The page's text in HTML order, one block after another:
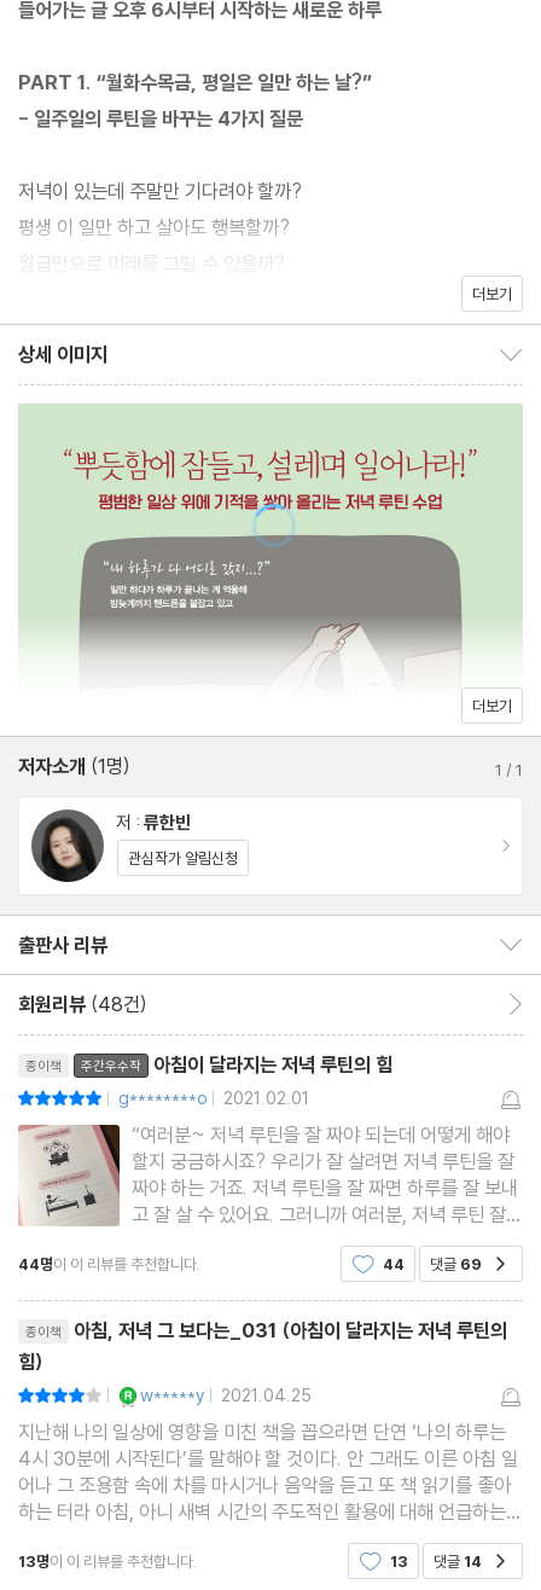
설레는 하루를 만드는 똑똑한 저녁 사용법
저녁 시간이 달라지고 있다. 주 52시간 근무제 시행으로 야근이 줄
어들고, 코로나 19의 여파로 저녁 회식과 모임 등이 취소되면서 그
어느 때보다 더 많은 여가 시간을 얻게 된 지금, 저녁 시간은 이제 휴
로운 일을 시작하려고 하면 왠지 모를 체력적인 부담 때문에 침대에
서만 시간을 보내는 직장인이 많다. 미래를 생각하면 불안하지만 막
상 집에 오면 아무것도 하지 않고, 일만 하다가 하루가 가는 게 억울
해 밤늦게까지 핸드폰을 붙잡는 사람들. 이들에게 필요한 것이 바로
저녁 시간만을 위한 ‘루틴’이다.
여기, 퇴근만 하면 유튜버로, 온라인 클래스 강사로, 플래너 제작자
로, 연극배우로 종횡무진 활약하는 프로 N잡러가 있다. 바로 이 책
의 저자 류한빈이다. 그가 이처럼 하고 싶은 일을 모두 하며 살 수 있
는 비결은 단순하다. 바로 같은 시간에 같은 일을 반복하며 만든 ‘루
틴’이 있다는 사실이다. 저녁 루틴이란, 간단하게 말하면 ‘저녁 시간
표’를 만들어 매일 정해진 시간에 정해진 일을 반복하는 것이다. 일
의 순서와 실천 시간을 정해두고 반복하다 보면, 무엇을 언제 시작할
지 고민하는 시간이 사라지고 그때그때 저절로 몸이 움직인다. 이것
이 바로 특별한 의지력이 없이도 저녁 시간을 알차게 보낼 수 있는
비결이다.
물론 그 역시 처음에는 잘못된 목표 설정으로 좌절을 맛보기도 하고,
잘못된 시간 관리로 생활 패턴이 망가지기도 했다. 하지만 수없이 많
은 시행착오 끝에 저녁 시간의 특성에 맞게 목표를 설정하고, 자신의
시간 사용 패턴에 맞게 저녁 루틴 만드는 법을 고안해냈다. 현재 그
는 유튜브를 통해 자신이 정리한 노하우를 사람들에게 공유하고 있
으며, 그의 콘텐츠들은 저녁형 자기계발러들의 큰 호응을 얻어 누적
조회 수 총 330만 뷰를 돌파했다. 또한 온라인 클래스 플랫폼 ‘마이
비스킷(mybiskit)’에서 진행 중인 시간 관리 강의는 15주 넘게 인
기 클래스에 오르며 실용성을 인정받았다. 이 책은 단순히 저자 개인
만들 수 있도록 알려주므로 누구나 이 책을 읽고 나면 자신만의 ‘저
들어가는 글 오후 6시부터 시작하는 새로운 하루
PART 1. “월화수목금, 평일은 일만 하는 날?”
- 일주일의 루틴을 바꾸는 4가지 질문
저녁이 있는데 주말만 기다려야 할까?
평생 이 일만 하고 살아도 행복할까?
월급만으로 미래를 그릴 수 있을까?
PART 2. “저녁이 달라지자 아침이 달라졌다”
- 저녁 시간을 통해 얻은 4가지 선물
자존감: 내가 가치 있는 사람이라는 근거
N잡: 직장인이지만 꿈은 따로 있습니다
나 자신: 일과 삶의 중심에 나를 세우다
파이프라인: 어느덧 월급이 두 배가 되다
TIP. 나에게 꼭 맞는 사이드 프로젝트 찾기
PART 3. “알찬 저녁을 위한 목표 설정 로드맵”
- 저녁 루틴 만들기 1단계, 목표 설정
의미를 찾아야 목표를 이룰 수 있다
기대를 현실로 바꾸는 목표 설정 4단계
지금 바로 시작하는 힘, 액션 플래너
아직도 출발선 앞에서 망설이고 있다면
PART 4. “하루를 두 배로 만드는 시간 관리법”
- 저녁 루틴 만들기 2단계, 시간 관리
하고 싶은 건 많은데 시간이 없다고?
오늘 하루 뭐 했지? 데일리 피드백
할 땐 하고, 놀 땐 놀고! 포모도로 테크닉
어이없는 시간 낭비를 없애는 기술
TIP. 시간 관리를 도와주는 스마트한 도구
PART 5. “내 몸이 알아서 움직이게 만드는 루틴 공식”
- 저녁 루틴 만들기 3단계, 루틴 관리
꾸준히 하고 싶다면 루틴으로 만들어라
더보기
상세 이미지
더보기
저자소개 (1명) 1 /1
저 : 류한빈
관심작가 알림신청
출판사 리뷰
회원리뷰 (48건)
종이책 주간우수작 아침이 달라지는 저녁 루틴의 힘
| g********o | 2021.02.01
“여러분~ 저녁 루틴을 잘 짜야 되는데 어떻게 해야
할지 궁금하시죠? 우리가 잘 살려면 저녁 루틴을 잘
짜야 하는 거죠. 저녁 루틴을 잘 짜면 하루를 잘 보내
고 잘 살 수 있어요. 그러니까 여러분, 저녁 루틴 잘
짜세요^^”와 같은 극혐의 패턴의 글을 쓰는 블로그
느낌의 자기개발서가 있다. 사실 이 책도 그럴까봐
깨알
44명이 이 리뷰를 추천합니다. 44 댓글 69
종이책
아침, 저녁 그 보다는_031 (아침이 달라지는 저녁 루틴의
힘)
| w*****y | 2021.04.25
지난해 나의 일상에 영향을 미친 책을 꼽으라면 단연 ‘나의 하루는
4시 30분에 시작된다’를 말해야 할 것이다. 안 그래도 이른 아침 일
어나 그 조용함 속에 차를 마시거나 음악을 듣고 또 책 읽기를 좋아
하는 터라 아침, 아니 새벽 시간의 주도적인 활용에 대해 언급하는
그 책이 반갑기도 또 내게 도전을 주기도 했다. 게다가 몇 번의 실행
이후 주말이 아닌 주중에도, 그것도 출근하
13명이 이 리뷰를 추천합니다. 13 댓글 14